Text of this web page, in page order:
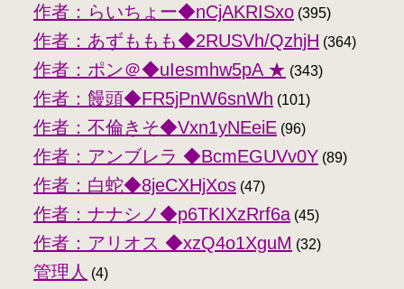
作者：らいちょー◆nCjAKRISxo (395)
作者：あずももも◆2RUSVh/QzhjH (364)
作者：ポン＠◆uIesmhw5pA ★ (343)
作者：饅頭◆FR5jPnW6snWh (101)
作者：不倫きそ◆Vxn1yNEeiE (96)
作者：アンブレラ ◆BcmEGUVv0Y (89)
作者：白蛇◆8jeCXHjXos (47)
作者：ナナシノ◆p6TKIXzRrf6a (45)
作者：アリオス ◆xzQ4o1XguM (32)
管理人 (4)